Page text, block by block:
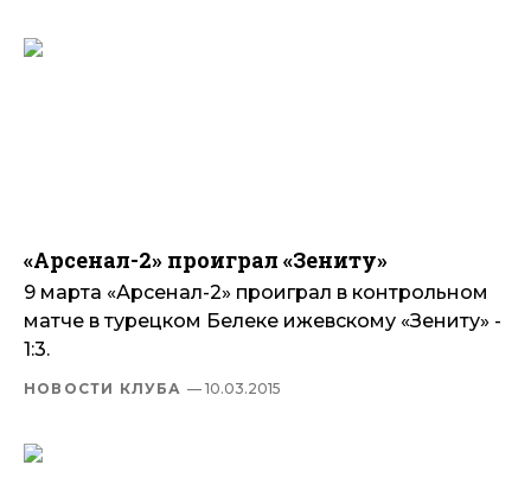
«Арсенал-2» проиграл «Зениту»
9 марта «Арсенал-2» проиграл в контрольном
матче в турецком Белеке ижевскому «Зениту» -
1:3.
НОВОСТИ КЛУБА — 10.03.2015